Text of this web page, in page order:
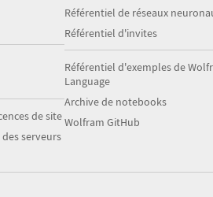
de site
serveurs
Référentiel de réseaux
Référentiel d'invites
Référentiel d'exemples de
Language
Archive de notebooks
Wolfram GitHub